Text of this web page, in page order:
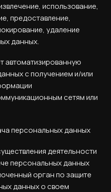
использование,
предоставление,
удаление
данных.
автоматизированную
с получением и/или
сетям или
персональных данных
деятельности
персональных данных
орган по защите
данных о своем